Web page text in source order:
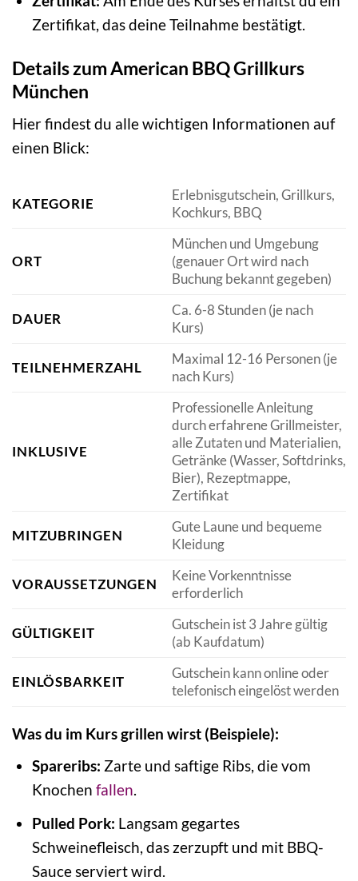
Zertifikat, das deine Teilnahme bestätigt.
Details zum American BBQ Grillkurs
München
Hier findest du alle wichtigen Informationen auf
einen Blick:
KATEGORIE
Erlebnisgutschein, Grillkurs,
Kochkurs, BBQ
ORT
München und Umgebung
(genauer Ort wird nach
Buchung bekannt gegeben)
DAUER
Ca. 6-8 Stunden (je nach
Kurs)
TEILNEHMERZAHL
Maximal 12-16 Personen (je
nach Kurs)
INKLUSIVE
Professionelle Anleitung
durch erfahrene Grillmeister,
alle Zutaten und Materialien,
Getränke (Wasser, Softdrinks,
Bier), Rezeptmappe,
Zertifikat
MITZUBRINGEN
Gute Laune und bequeme
Kleidung
VORAUSSETZUNGEN
Keine Vorkenntnisse
erforderlich
GÜLTIGKEIT
Gutschein ist 3 Jahre gültig
(ab Kaufdatum)
EINLÖSBARKEIT
Gutschein kann online oder
telefonisch eingelöst werden
Was du im Kurs grillen wirst (Beispiele):
Spareribs: Zarte und saftige Ribs, die vom
Knochen fallen.
Pulled Pork: Langsam gegartes
Schweinefleisch, das zerzupft und mit BBQ-
Sauce serviert wird.